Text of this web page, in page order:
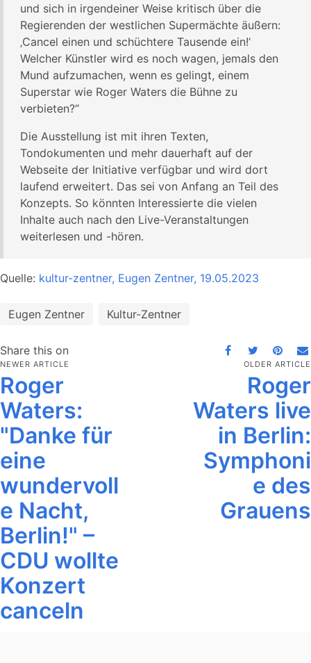
und sich in irgendeiner Weise kritisch über die
Regierenden der westlichen Supermächte äußern:
‚Cancel einen und schüchtere Tausende ein!‘
Welcher Künstler wird es noch wagen, jemals den
Mund aufzumachen, wenn es gelingt, einem
Superstar wie Roger Waters die Bühne zu
verbieten?“
Die Ausstellung ist mit ihren Texten,
Tondokumenten und mehr dauerhaft auf der
Webseite der Initiative verfügbar und wird dort
laufend erweitert. Das sei von Anfang an Teil des
Konzepts. So könnten Interessierte die vielen
Inhalte auch nach den Live-Veranstaltungen
weiterlesen und -hören.
Quelle: kultur-zentner, Eugen Zentner, 19.05.2023
Eugen Zentner Kultur-Zentner
Share this on
NEWER ARTICLE
Roger
Waters:
"Danke für
eine
wundervoll
e Nacht,
Berlin!" –
CDU wollte
Konzert
canceln
OLDER ARTICLE
Roger
Waters live
in Berlin:
Symphoni
e des
Grauens